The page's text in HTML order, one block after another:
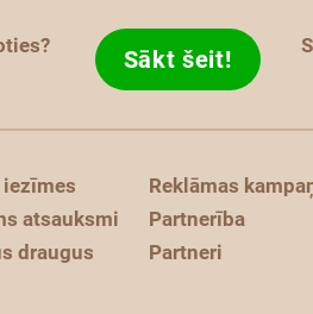
Sākt šeit!
atsauksmi
draugus
Reklāmas
Partnerība
Partneri